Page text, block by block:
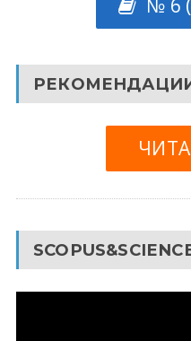
№ 6